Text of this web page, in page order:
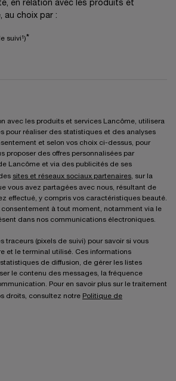
en relation avec les produits et
au choix par :
suivi¹)*
avec les produits et services Lancôme, utilisera
pour réaliser des statistiques et des analyses
et selon vos choix ci-dessus, pour
proposer des offres personnalisées par
Lancôme et via des publicités de ses
sites et réseaux sociaux partenaires , sur la
vous avez partagées avec nous, résultant de
effectué, y compris vos caractéristiques beauté.
consentement à tout moment, notamment via le
dans nos communications électroniques.
traceurs (pixels de suivi) pour savoir si vous
et le terminal utilisé. Ces informations
de diffusion, de gérer les listes
le contenu des messages, la fréquence
Pour en savoir plus sur le traitement
droits, consultez notre Politique de